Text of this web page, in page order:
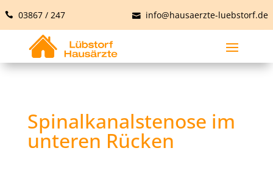
03867 / 247 info@hausaerzte-luebstorf.de
Spinalkanalstenose im
unteren Rücken